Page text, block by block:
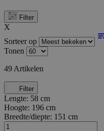
Filter
X
Sorteer op
Tonen
49 Artikelen
Filter
Lengte: 58 cm
Hoogte: 196 cm
Breedte/diepte: 151 cm